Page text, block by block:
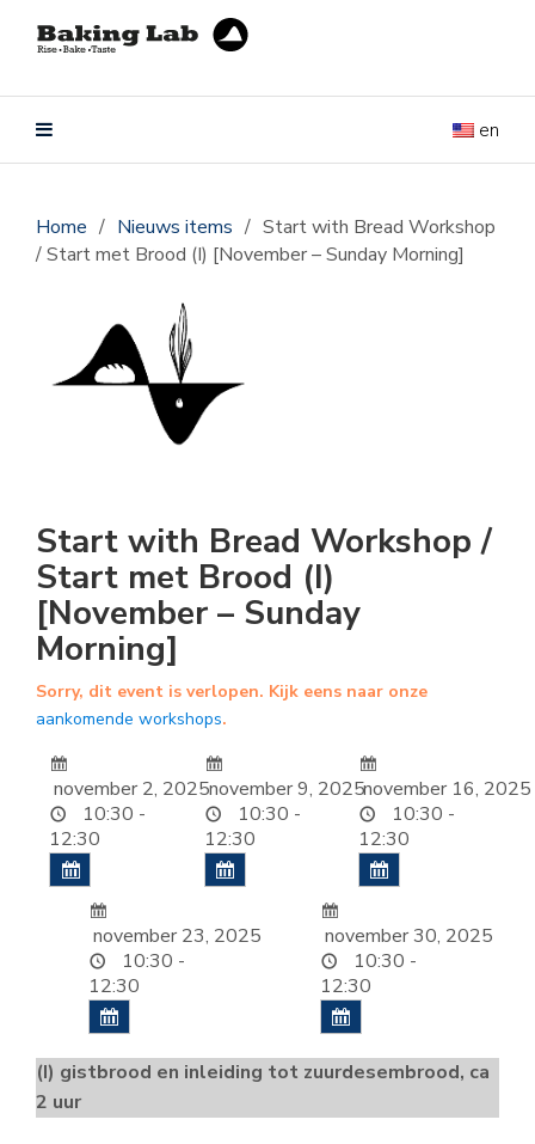
en
Home / Nieuws items / Start with Bread Workshop
/ Start met Brood (I) [November – Sunday Morning]
Start with Bread Workshop /
Start met Brood (I)
[November – Sunday
Morning]
Sorry, dit event is verlopen. Kijk eens naar onze
aankomende workshops.
november 2, 2025
10:30 -
12:30
november 9, 2025
10:30 -
12:30
november 16, 2025
10:30 -
12:30
november 23, 2025
10:30 -
12:30
november 30, 2025
10:30 -
12:30
(I) gistbrood en inleiding tot zuurdesembrood, ca
2 uur